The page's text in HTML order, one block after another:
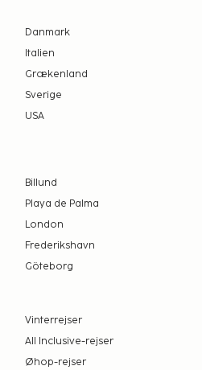
Danmark
Italien
Grækenland
Sverige
USA
Billund
Playa de Palma
London
Frederikshavn
Göteborg
Vinterrejser
All Inclusive-rejser
Øhop-rejser